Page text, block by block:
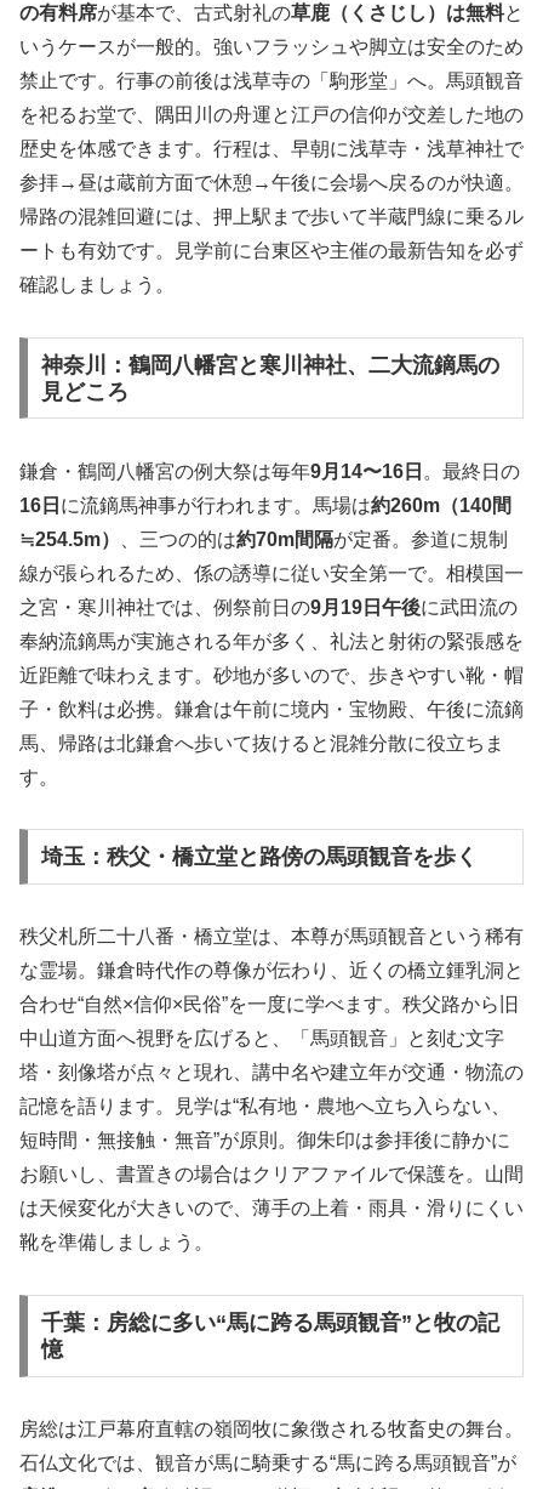
の有料席が基本で、古式射礼の草鹿（くさじし）は無料と
いうケースが一般的。強いフラッシュや脚立は安全のため
禁止です。行事の前後は浅草寺の「駒形堂」へ。馬頭観音
を祀るお堂で、隅田川の舟運と江戸の信仰が交差した地の
歴史を体感できます。行程は、早朝に浅草寺・浅草神社で
参拝→昼は蔵前方面で休憩→午後に会場へ戻るのが快適。
帰路の混雑回避には、押上駅まで歩いて半蔵門線に乗るル
ートも有効です。見学前に台東区や主催の最新告知を必ず
確認しましょう。
神奈川：鶴岡八幡宮と寒川神社、二大流鏑馬の
見どころ
鎌倉・鶴岡八幡宮の例大祭は毎年9月14〜16日 。最終日の
16日 に流鏑馬神事が行われます。馬場は約260m（140間
≒254.5m）
、三つの的は約70m間隔が定番。参道に規制
線が張られるため、係の誘導に従い安全第一で。相模国一
之宮・寒川神社では、例祭前日の9月19日午後に武田流の
奉納流鏑馬が実施される年が多く、礼法と射術の緊張感を
近距離で味わえます。砂地が多いので、歩きやすい靴・帽
子・飲料は必携。鎌倉は午前に境内・宝物殿、午後に流鏑
馬、帰路は北鎌倉へ歩いて抜けると混雑分散に役立ちま
す。
埼玉：秩父・橋立堂と路傍の馬頭観音を歩く
秩父札所二十八番・橋立堂は、本尊が馬頭観音という稀有
な霊場。鎌倉時代作の尊像が伝わり、近くの橋立鍾乳洞と
合わせ“自然×信仰×民俗”を一度に学べます。秩父路から旧
中山道方面へ視野を広げると、「馬頭観音」と刻む文字
塔・刻像塔が点々と現れ、講中名や建立年が交通・物流の
記憶を語ります。見学は“私有地・農地へ立ち入らない、
短時間・無接触・無音”が原則。御朱印は参拝後に静かに
お願いし、書置きの場合はクリアファイルで保護を。山間
は天候変化が大きいので、薄手の上着・雨具・滑りにくい
靴を準備しましょう。
千葉：房総に多い“馬に跨る馬頭観音”と牧の記
憶
房総は江戸幕府直轄の嶺岡牧に象徴される牧畜史の舞台。
石仏文化では、観音が馬に騎乗する“馬に跨る馬頭観音”が